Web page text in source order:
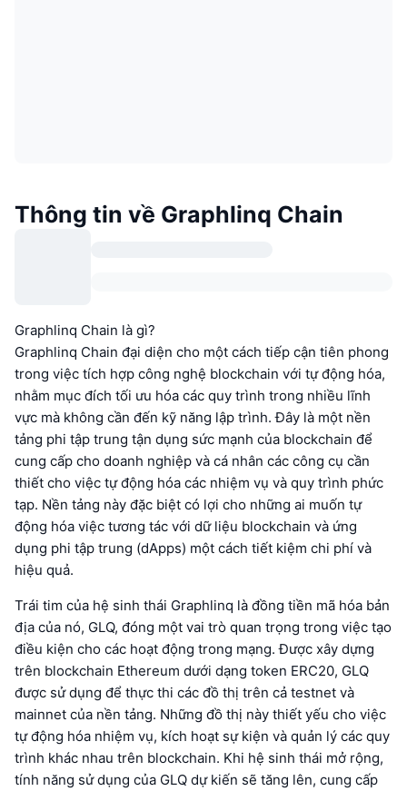
Thông tin về Graphlinq Chain
Graphlinq Chain là gì?
Graphlinq Chain đại diện cho một cách tiếp cận tiên phong
trong việc tích hợp công nghệ blockchain với tự động hóa,
nhằm mục đích tối ưu hóa các quy trình trong nhiều lĩnh
vực mà không cần đến kỹ năng lập trình. Đây là một nền
tảng phi tập trung tận dụng sức mạnh của blockchain để
cung cấp cho doanh nghiệp và cá nhân các công cụ cần
thiết cho việc tự động hóa các nhiệm vụ và quy trình phức
tạp. Nền tảng này đặc biệt có lợi cho những ai muốn tự
động hóa việc tương tác với dữ liệu blockchain và ứng
dụng phi tập trung (dApps) một cách tiết kiệm chi phí và
hiệu quả.
Trái tim của hệ sinh thái Graphlinq là đồng tiền mã hóa bản
địa của nó, GLQ, đóng một vai trò quan trọng trong việc tạo
điều kiện cho các hoạt động trong mạng. Được xây dựng
trên blockchain Ethereum dưới dạng token ERC20, GLQ
được sử dụng để thực thi các đồ thị trên cả testnet và
mainnet của nền tảng. Những đồ thị này thiết yếu cho việc
tự động hóa nhiệm vụ, kích hoạt sự kiện và quản lý các quy
trình khác nhau trên blockchain. Khi hệ sinh thái mở rộng,
tính năng sử dụng của GLQ dự kiến sẽ tăng lên, cung cấp